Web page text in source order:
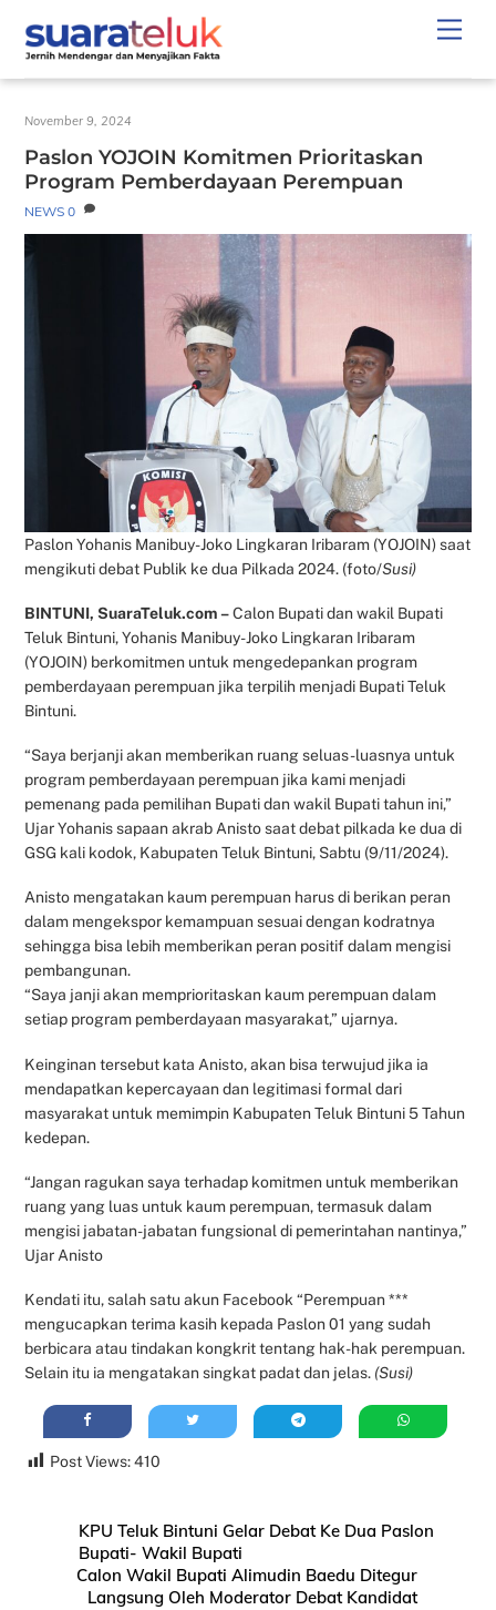
content
November 9, 2024
Paslon YOJOIN Komitmen Prioritaskan
Program Pemberdayaan Perempuan
NEWS 0
Paslon Yohanis Manibuy-Joko Lingkaran Iribaram (YOJOIN) saat
mengikuti debat Publik ke dua Pilkada 2024. (foto/Susi)
BINTUNI, SuaraTeluk.com –Calon Bupati dan wakil Bupati
Teluk Bintuni, Yohanis Manibuy-Joko Lingkaran Iribaram
(YOJOIN) berkomitmen untuk mengedepankan program
pemberdayaan perempuan jika terpilih menjadi Bupati Teluk
Bintuni.
“Saya berjanji akan memberikan ruang seluas-luasnya untuk
program pemberdayaan perempuan jika kami menjadi
pemenang pada pemilihan Bupati dan wakil Bupati tahun ini,”
Ujar Yohanis sapaan akrab Anisto saat debat pilkada ke dua di
GSG kali kodok, Kabupaten Teluk Bintuni, Sabtu (9/11/2024).
Anisto mengatakan kaum perempuan harus di berikan peran
dalam mengekspor kemampuan sesuai dengan kodratnya
sehingga bisa lebih memberikan peran positif dalam mengisi
pembangunan.
“Saya janji akan memprioritaskan kaum perempuan dalam
setiap program pemberdayaan masyarakat,” ujarnya.
Keinginan tersebut kata Anisto, akan bisa terwujud jika ia
mendapatkan kepercayaan dan legitimasi formal dari
masyarakat untuk memimpin Kabupaten Teluk Bintuni 5 Tahun
kedepan.
“Jangan ragukan saya terhadap komitmen untuk memberikan
ruang yang luas untuk kaum perempuan, termasuk dalam
mengisi jabatan-jabatan fungsional di pemerintahan nantinya,”
Ujar Anisto
Kendati itu, salah satu akun Facebook “Perempuan ***
mengucapkan terima kasih kepada Paslon 01 yang sudah
berbicara atau tindakan kongkrit tentang hak-hak perempuan.
Selain itu ia mengatakan singkat padat dan jelas. (Susi)
Post Views: 410
KPU Teluk Bintuni Gelar Debat Ke Dua Paslon
Bupati- Wakil Bupati
Calon Wakil Bupati Alimudin Baedu Ditegur
Langsung Oleh Moderator Debat Kandidat